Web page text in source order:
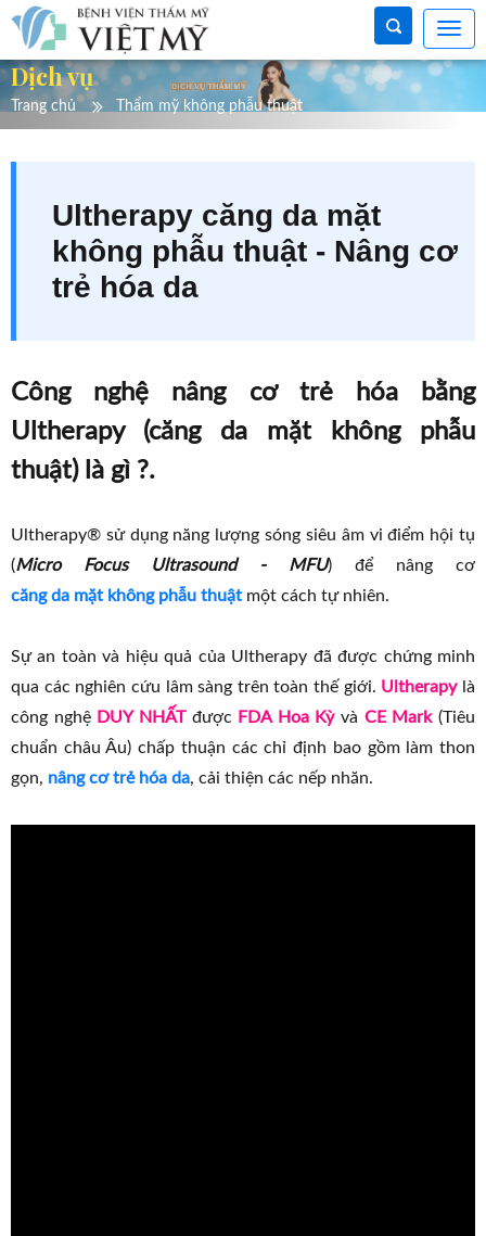
Dịch vụ
Trang chủ Thẩm mỹ không phẫu thuật
Ultherapy căng da mặt
không phẫu thuật - Nâng cơ
trẻ hóa da
Công nghệ nâng cơ trẻ hóa bằng
Ultherapy (căng da mặt không phẫu
thuật) là gì ?.
Ultherapy® sử dụng năng lượng sóng siêu âm vi điểm hội tụ
(Micro Focus Ultrasound - MFU) để nâng cơ
căng da mặt không phẫu thuật một cách tự nhiên.
Sự an toàn và hiệu quả của Ultherapy đã được chứng minh
qua các nghiên cứu lâm sàng trên toàn thế giới. Ultherapylà
công nghệ DUY NHẤTđược FDA Hoa Kỳvà CE Mark(Tiêu
chuẩn châu Âu) chấp thuận các chỉ định bao gồm làm thon
gọn, nâng cơ trẻ hóa da, cải thiện các nếp nhăn.